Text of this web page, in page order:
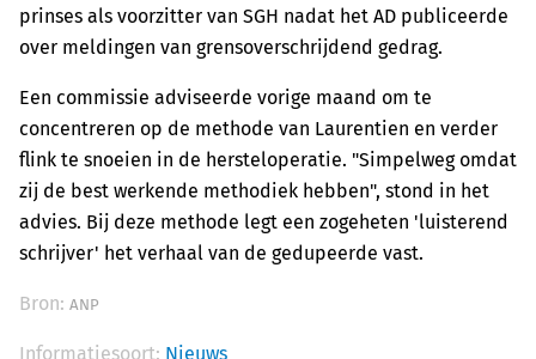
prinses als voorzitter van SGH nadat het AD publiceerde
over meldingen van grensoverschrijdend gedrag.
Een commissie adviseerde vorige maand om te
concentreren op de methode van Laurentien en verder
flink te snoeien in de hersteloperatie. "Simpelweg omdat
zij de best werkende methodiek hebben", stond in het
advies. Bij deze methode legt een zogeheten 'luisterend
schrijver' het verhaal van de gedupeerde vast.
Bron: ANP
Informatiesoort: Nieuws